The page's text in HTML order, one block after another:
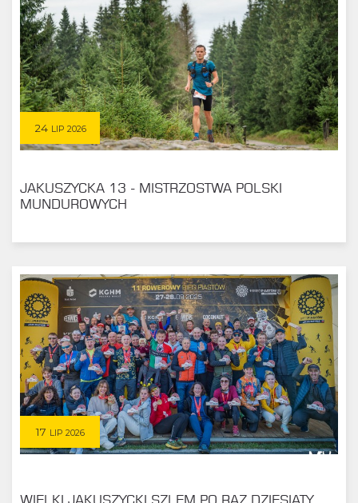
24 LIP 2026
JAKUSZYCKA 13 - MISTRZOSTWA POLSKI
MUNDUROWYCH
17 LIP 2026
WIELKI JAKUSZYCKI SZLEM PO RAZ DZIESIĄTY